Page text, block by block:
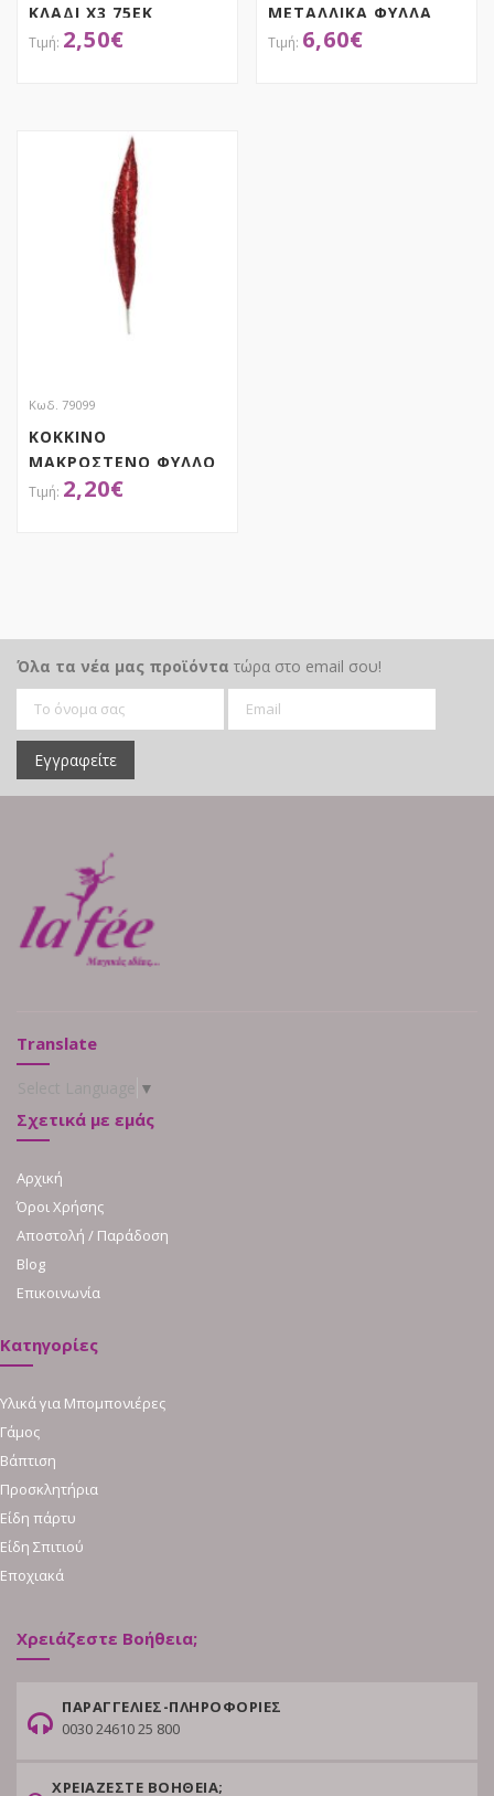
ΚΛΑΔΙ Χ3 75ΕΚ
2,50€
ΜΕΤΑΛΛΙΚΑ ΦΥΛΛΑ
ΚΑΙ ΚΟΥΔΟΥΝΑΚΙΑ
6,60€
Κωδ. 79099
ΚΟΚΚΙΝΟ
ΜΑΚΡΟΣΤΕΝΟ ΦΥΛΛΟ
ΚΛΑΔΙ 84ΕΚ
2,20€
Όλα τα νέα μας προϊόντα τώρα στο email σου!
Εγγραφείτε
Translate
▼
Σχετικά με εμάς
Αρχική
Όροι Χρήσης
Αποστολή / Παράδοση
Blog
Επικοινωνία
Κατηγορίες
Υλικά για Μπομπονιέρες
Γάμος
Βάπτιση
Προσκλητήρια
Είδη πάρτυ
Είδη Σπιτιού
Εποχιακά
Χρειάζεστε Βοήθεια;
ΠΑΡΑΓΓΕΛΙΕΣ-ΠΛΗΡΟΦΟΡΙΕΣ
0030 24610 25 800
ΧΡΕΙΑΖΕΣΤΕ ΒΟΗΘΕΙΑ;